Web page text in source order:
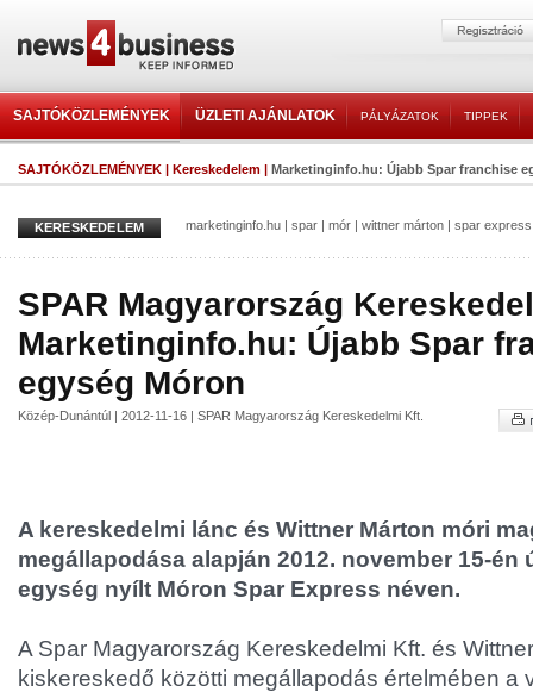
SAJTÓKÖZLEMÉNYEK ÜZLETI AJÁNLATOK PÁLYÁZATOK TIPPEK
SAJTÓKÖZLEMÉNYEK | Kereskedelem | Marketinginfo.hu: Újabb Spar franchise
KERESKEDELEM marketinginfo.hu | spar | mór | wittner márton | spar express
SPAR Magyarország
Marketinginfo.hu: Újabb Spar
egység Móron
Közép-Dunántúl | 2012-11-16 | SPAR Magyarország Kereskedelmi Kft.
A kereskedelmi lánc és Wittner Márton móri
megállapodása alapján 2012. november 15-én
egység nyílt Móron Spar Express néven.
A Spar Magyarország Kereskedelmi Kft. és
kiskereskedő közötti megállapodás értelmében a